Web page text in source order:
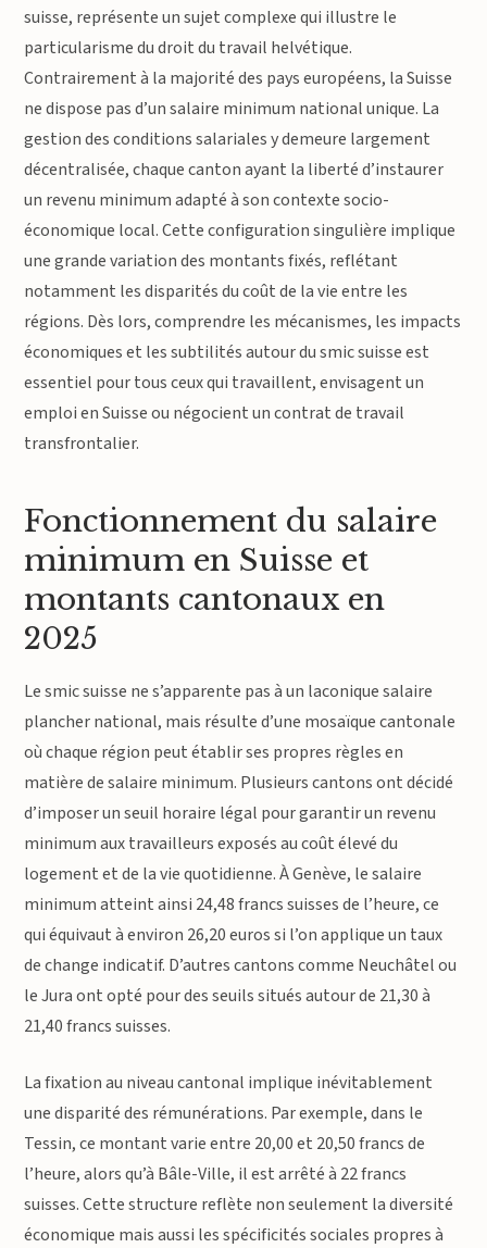
suisse, représente un sujet complexe qui illustre le
particularisme du droit du travail helvétique.
Contrairement à la majorité des pays européens, la Suisse
ne dispose pas d’un salaire minimum national unique. La
gestion des conditions salariales y demeure largement
décentralisée, chaque canton ayant la liberté d’instaurer
un revenu minimum adapté à son contexte socio-
économique local. Cette configuration singulière implique
une grande variation des montants fixés, reflétant
notamment les disparités du coût de la vie entre les
régions. Dès lors, comprendre les mécanismes, les impacts
économiques et les subtilités autour du smic suisse est
essentiel pour tous ceux qui travaillent, envisagent un
emploi en Suisse ou négocient un contrat de travail
transfrontalier.
Fonctionnement du salaire
minimum en Suisse et
montants cantonaux en
2025
Le smic suisse ne s’apparente pas à un laconique salaire
plancher national, mais résulte d’une mosaïque cantonale
où chaque région peut établir ses propres règles en
matière de salaire minimum. Plusieurs cantons ont décidé
d’imposer un seuil horaire légal pour garantir un revenu
minimum aux travailleurs exposés au coût élevé du
logement et de la vie quotidienne. À Genève, le salaire
minimum atteint ainsi 24,48 francs suisses de l’heure, ce
qui équivaut à environ 26,20 euros si l’on applique un taux
de change indicatif. D’autres cantons comme Neuchâtel ou
le Jura ont opté pour des seuils situés autour de 21,30 à
21,40 francs suisses.
La fixation au niveau cantonal implique inévitablement
une disparité des rémunérations. Par exemple, dans le
Tessin, ce montant varie entre 20,00 et 20,50 francs de
l’heure, alors qu’à Bâle-Ville, il est arrêté à 22 francs
suisses. Cette structure reflète non seulement la diversité
économique mais aussi les spécificités sociales propres à